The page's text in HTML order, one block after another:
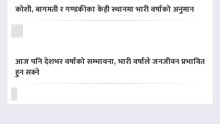
कोशी, बागमती र गण्डकीका केही स्थानमा भारी वर्षाको अनुमान
आज पनि देशभर वर्षाको सम्भावना, भारी वर्षाले जनजीवन प्रभावित
हुन सक्ने